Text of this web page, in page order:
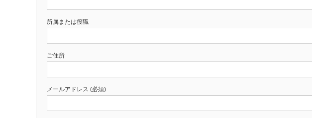
所属または役職
ご住所
メールアドレス (必須)